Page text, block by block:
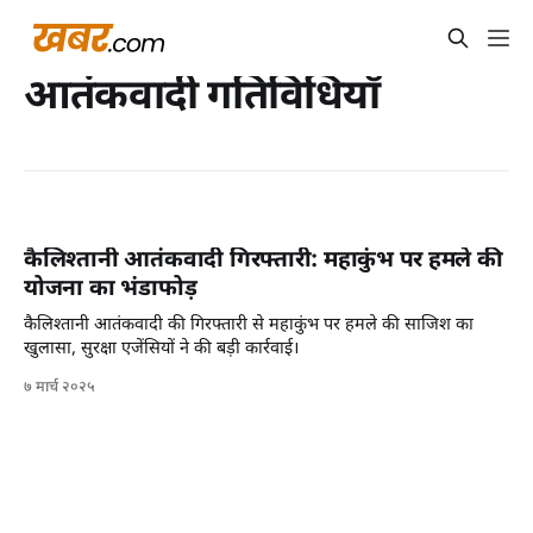
आतंकवादी गतिविधियाँ
कैलिश्तानी आतंकवादी गिरफ्तारी: महाकुंभ पर हमले की
योजना का भंडाफोड़
कैलिश्तानी आतंकवादी की गिरफ्तारी से महाकुंभ पर हमले की साजिश का
खुलासा, सुरक्षा एजेंसियों ने की बड़ी कार्रवाई।
७ मार्च २०२५